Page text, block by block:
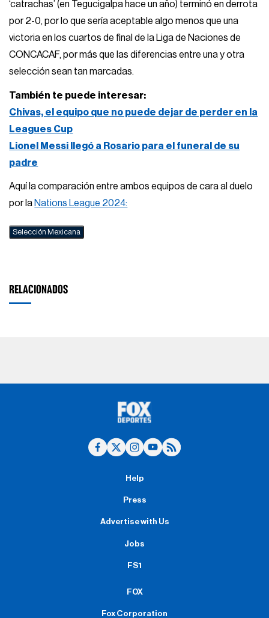
‘catrachas’ (en Tegucigalpa hace un año) terminó en derrota
por 2-0, por lo que sería aceptable algo menos que una
victoria en los cuartos de final de la Liga de Naciones de
CONCACAF, por más que las diferencias entre una y otra
selección sean tan marcadas.
También te puede interesar:
Chivas, el equipo que no puede dejar de perder en la
Leagues Cup
Lionel Messi llegó a Rosario para el funeral de su
padre
Aquí la comparación entre ambos equipos de cara al duelo
por la Nations League 2024:
Selección Mexicana
RELACIONADOS
Help
Press
Advertise with Us
Jobs
FS1
FOX
Fox Corporation